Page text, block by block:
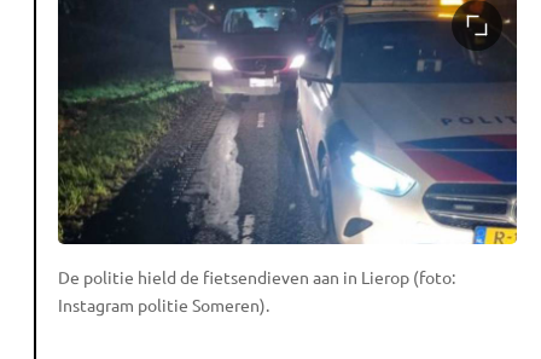
De politie hield de fietsendieven aan in Lierop (foto:
Instagram politie Someren).